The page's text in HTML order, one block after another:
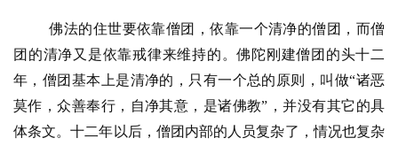
佛法的住世要依靠僧团，依靠一个清净的僧团，而僧
团的清净又是依靠戒律来维持的。佛陀刚建僧团的头十二
年，僧团基本上是清净的，只有一个总的原则，叫做“诸恶
莫作，众善奉行，自净其意，是诸佛教”，并没有其它的具
体条文。十二年以后，僧团内部的人员复杂了，情况也复杂